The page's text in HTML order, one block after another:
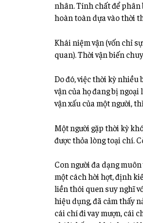
nhân. Tính chất để phân
hoàn toàn dựa vào thời
Khái niệm vận (vốn chỉ
quan). Thời vận biến
Do đó, việc thời kỳ nhiều
vận của họ đang bị
vận xấu của một người,
Một người gặp thời kỳ
được thỏa lòng toại chí.
Con người đa dạng
một cách hời hợt, định
liền thói quen suy nghĩ
hiệu dụng, đã cảm thấy
cái chí đi vay mượn, cái